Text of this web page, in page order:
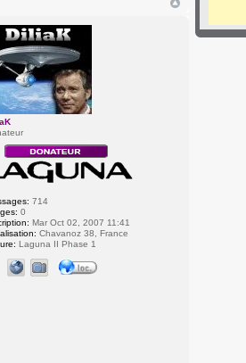
714
0
Mar Oct 02, 2007 11:41
Chavanoz 38, France
Laguna II Phase 1